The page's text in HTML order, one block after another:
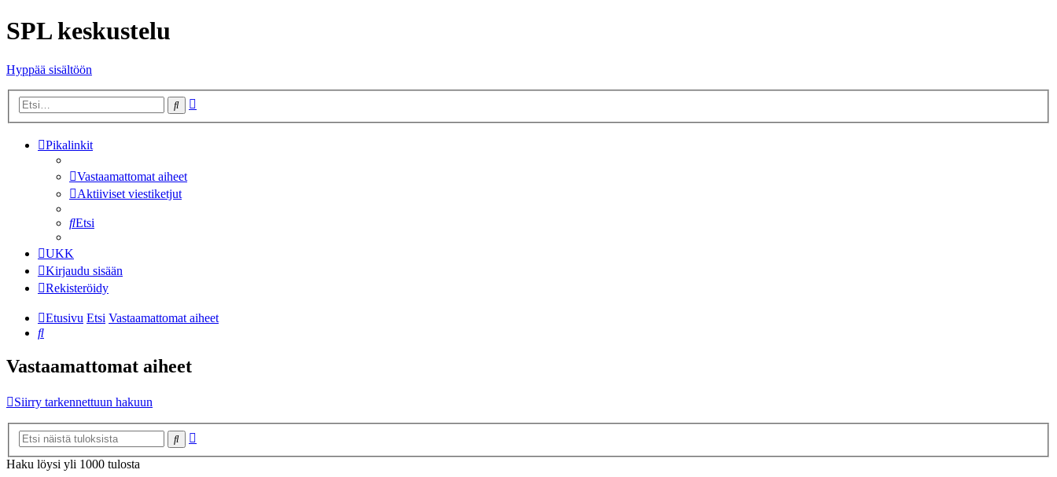
SPL keskustelu
Hyppää sisältöön
Etsi
Pikalinkit
Vastaamattomat aiheet
Aktiiviset viestiketjut
Etsi
UKK
Kirjaudu sisään
Rekisteröidy
Etusivu Etsi Vastaamattomat aiheet
Etsi
Vastaamattomat aiheet
Siirry tarkennettuun hakuun
Etsi
Haku löysi yli 1000 tulosta